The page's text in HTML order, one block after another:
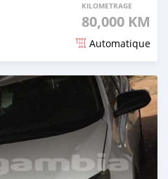
KILOMETRAGE
80,000 KM
Automatique
years